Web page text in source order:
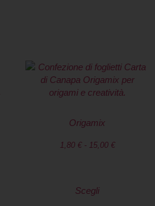
Origamix
1,80 € - 15,00 €
Scegli